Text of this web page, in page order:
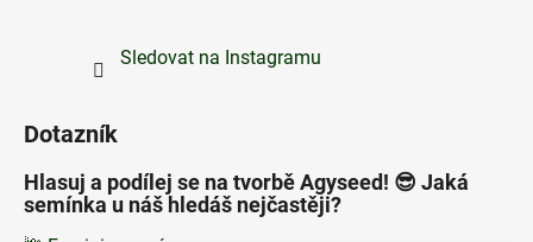
Sledovat na Instagramu
Dotazník
Hlasuj a podílej se na tvorbě Agyseed! 😎 Jaká
semínka u náš hledáš nejčastěji?